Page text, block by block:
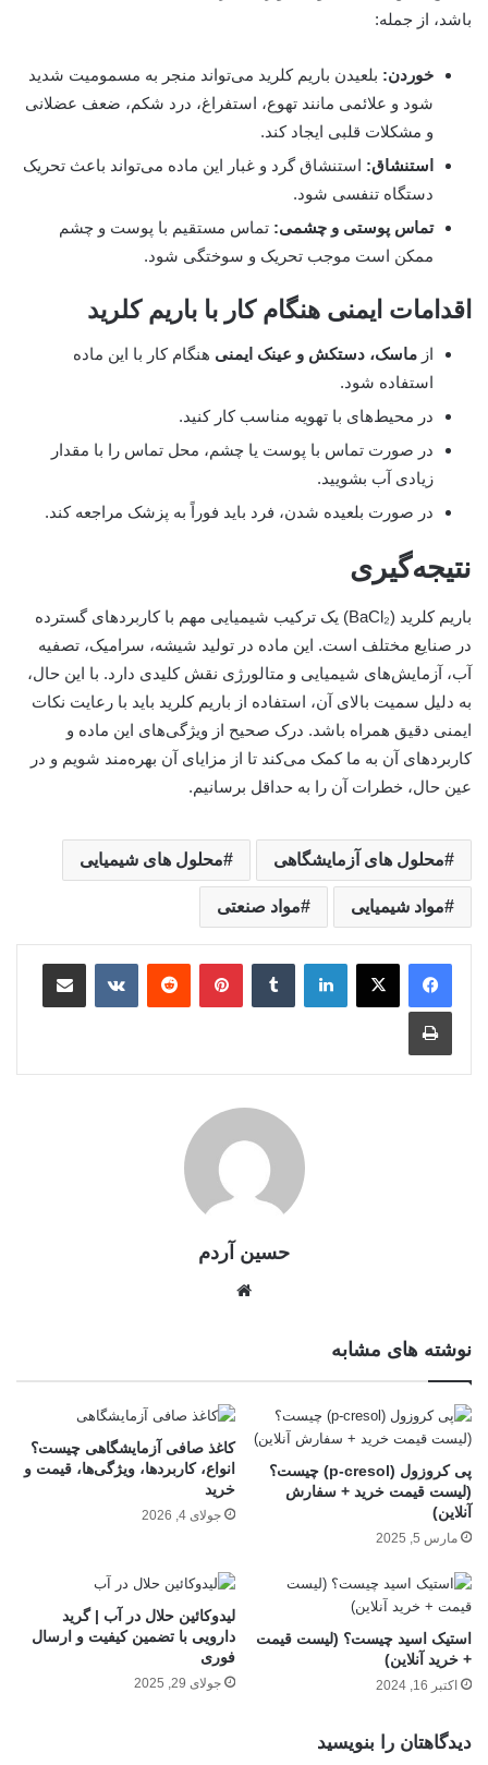
باشد، از جمله:
خوردن: بلعیدن باریم کلرید می‌تواند منجر به مسمومیت شدید
شود و علائمی مانند تهوع، استفراغ، درد شکم، ضعف عضلانی
و مشکلات قلبی ایجاد کند.
استنشاق: استنشاق گرد و غبار این ماده می‌تواند باعث تحریک
دستگاه تنفسی شود.
تماس پوستی و چشمی: تماس مستقیم با پوست و چشم
ممکن است موجب تحریک و سوختگی شود.
اقدامات ایمنی هنگام کار با باریم کلرید
از ماسک، دستکش و عینک ایمنی هنگام کار با این ماده
استفاده شود.
در محیط‌های با تهویه مناسب کار کنید.
در صورت تماس با پوست یا چشم، محل تماس را با مقدار
زیادی آب بشویید.
در صورت بلعیده شدن، فرد باید فوراً به پزشک مراجعه کند.
نتیجه‌گیری
باریم کلرید (BaCl₂) یک ترکیب شیمیایی مهم با کاربردهای گسترده
در صنایع مختلف است. این ماده در تولید شیشه، سرامیک، تصفیه
آب، آزمایش‌های شیمیایی و متالورژی نقش کلیدی دارد. با این حال،
به دلیل سمیت بالای آن، استفاده از باریم کلرید باید با رعایت نکات
ایمنی دقیق همراه باشد. درک صحیح از ویژگی‌های این ماده و
کاربردهای آن به ما کمک می‌کند تا از مزایای آن بهره‌مند شویم و در
عین حال، خطرات آن را به حداقل برسانیم.
محلول های آزمایشگاهی محلول های شیمیایی
مواد شیمیایی مواد صنعتی
حسین آردم
نوشته های مشابه
پی کروزول (p-cresol) چیست؟
(لیست قیمت خرید + سفارش
آنلاین)
مارس 5, 2025
کاغذ صافی آزمایشگاهی چیست؟
انواع، کاربردها، ویژگی‌ها، قیمت و
خرید
جولای 4, 2026
استیک اسید چیست؟ (لیست قیمت
+ خرید آنلاین)
اکتبر 16, 2024
لیدوکائین حلال در آب | گرید
دارویی با تضمین کیفیت و ارسال
فوری
جولای 29, 2025
دیدگاهتان را بنویسید